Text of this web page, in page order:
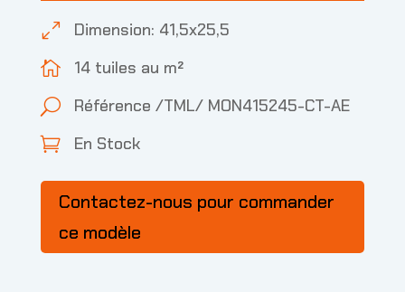
0 Dimension: 41,5x25,5
 14 tuiles au m²
U Référence /TML/ MON415245-CT-AE
 En Stock
Contactez-nous pour commander
ce modèle